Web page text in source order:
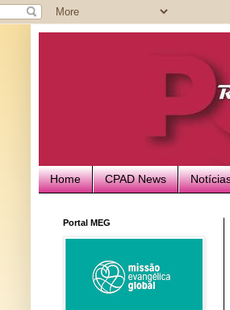
Home CPAD News
Portal MEG